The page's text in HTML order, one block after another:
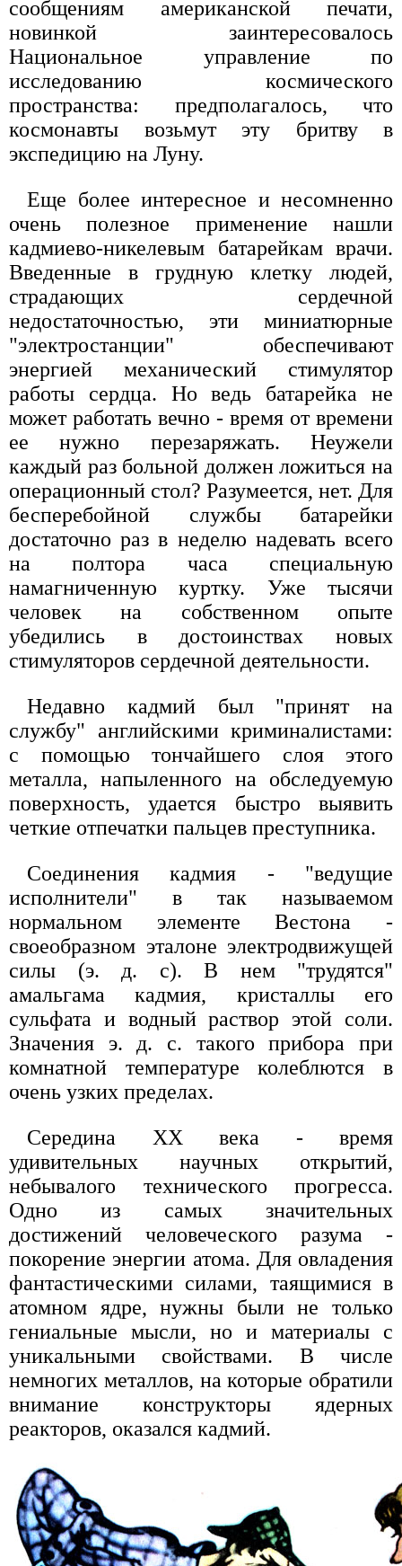
сообщениям американской печати,
новинкой заинтересовалось
Национальное управление по
исследованию космического
пространства: предполагалось, что
космонавты возьмут эту бритву в
экспедицию на Луну.
Еще более интересное и несомненно
очень полезное применение нашли
кадмиево-никелевым батарейкам врачи.
Введенные в грудную клетку людей,
страдающих сердечной
недостаточностью, эти миниатюрные
"электростанции" обеспечивают
энергией механический стимулятор
работы сердца. Но ведь батарейка не
может работать вечно - время от времени
ее нужно перезаряжать. Неужели
каждый раз больной должен ложиться на
операционный стол? Разумеется, нет. Для
бесперебойной службы батарейки
достаточно раз в неделю надевать всего
на полтора часа специальную
намагниченную куртку. Уже тысячи
человек на собственном опыте
убедились в достоинствах новых
стимуляторов сердечной деятельности.
Недавно кадмий был "принят на
службу" английскими криминалистами:
с помощью тончайшего слоя этого
металла, напыленного на обследуемую
поверхность, удается быстро выявить
четкие отпечатки пальцев преступника.
Соединения кадмия - "ведущие
исполнители" в так называемом
нормальном элементе Вестона -
своеобразном эталоне электродвижущей
силы (э. д. с). В нем "трудятся"
амальгама кадмия, кристаллы его
сульфата и водный раствор этой соли.
Значения э. д. с. такого прибора при
комнатной температуре колеблются в
очень узких пределах.
Середина XX века - время
удивительных научных открытий,
небывалого технического прогресса.
Одно из самых значительных
достижений человеческого разума -
покорение энергии атома. Для овладения
фантастическими силами, таящимися в
атомном ядре, нужны были не только
гениальные мысли, но и материалы с
уникальными свойствами. В числе
немногих металлов, на которые обратили
внимание конструкторы ядерных
реакторов, оказался кадмий.